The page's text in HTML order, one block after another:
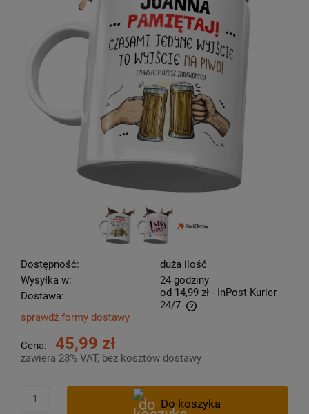
Dostępność:
duża ilość
Wysyłka w:
24 godziny
Dostawa:
od 14,99 zł - InPost Kurier
24/7
Cena nie zawiera ewentualnych kosztów płatności
sprawdź formy dostawy
Cena: 45,99 zł
zawiera 23% VAT, bez kosztów dostawy